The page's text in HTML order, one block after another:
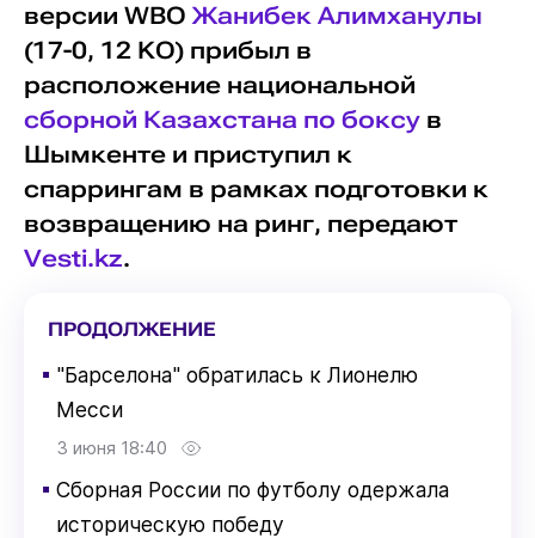
версии WBOЖанибек Алимханулы
(17-0, 12 KO) прибыл в
расположение национальной
сборной Казахстана по боксув
Шымкенте и приступил к
спаррингам в рамках подготовки к
возвращению на ринг, передают
Vesti.kz.
ПРОДОЛЖЕНИЕ
▪ "Барселона" обратилась к Лионелю
Месси
3 июня 18:40
▪ Сборная России по футболу одержала
историческую победу